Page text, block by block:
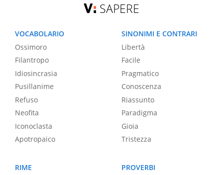
SAPERE
VOCABOLARIO
Ossimoro
Filantropo
Idiosincrasia
Pusillanime
Refuso
Neofita
Iconoclasta
Apotropaico
SINONIMI E CONTRARI
Libertà
Facile
Pragmatico
Conoscenza
Riassunto
Paradigma
Gioia
Tristezza
RIME
PROVERBI